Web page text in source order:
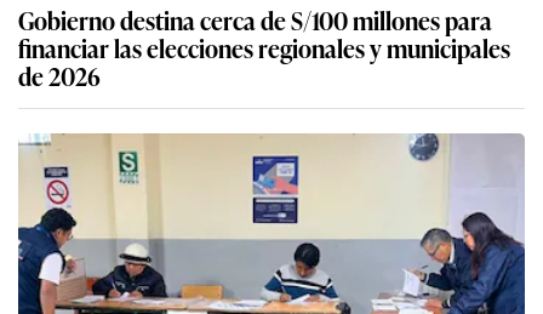
Gobierno destina cerca de S/100 millones para
financiar las elecciones regionales y municipales
de 2026